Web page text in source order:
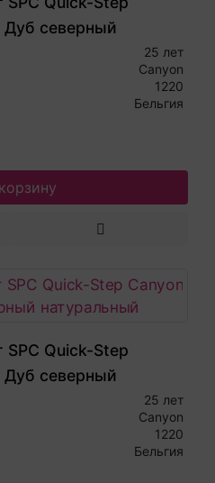
Дуб северный
25 лет
Canyon
1220
Бельгия
Quick-Step
Дуб северный
25 лет
Canyon
1220
Бельгия